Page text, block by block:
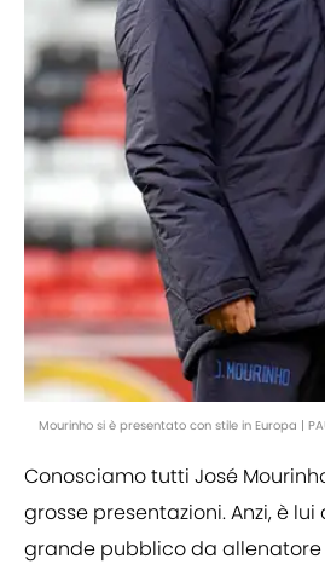
Mourinho si è presentato con stile in Europa |
Conosciamo tutti José
grosse presentazioni. Anzi, è
grande pubblico da allenatore